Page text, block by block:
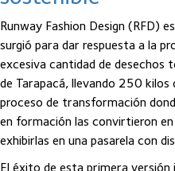
Runway Fashion Design (RFD)
surgió para dar respuesta a la
excesiva cantidad de desechos
de Tarapacá, llevando 250
proceso de transformación
en formación las convirtieron
exhibirlas en una pasarela con
El éxito de esta primera versión